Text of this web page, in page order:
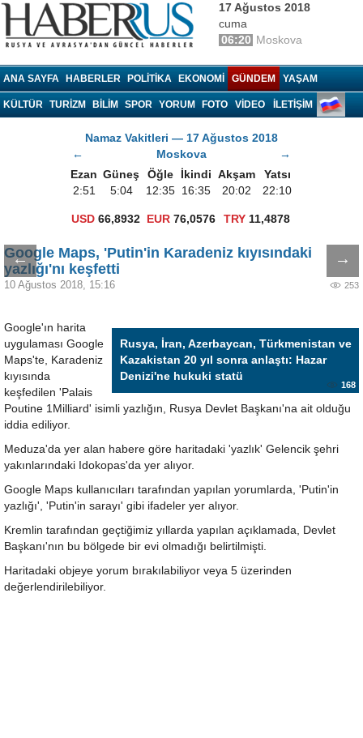
17 Ağustos 2018
cuma
06:20 Moskova
ANA SAYFA HABERLER POLITIKA EKONOMI GÜNDEM YAŞAM
KÜLTÜR TURIZM BILIM SPOR YORUM FOTO VIDEO İLETİŞİM
Namaz Vakitleri — 17 Ağustos 2018
←
Moskova
→
Ezan Güneş Öğle İkindi Akşam
Yatsı
2:51
5:04 12:35 16:35 20:02 22:10
USD 66,8932 EUR 76,0576 TRY 11,4878
← →
Google Maps, 'Putin'in Karadeniz kıyısındaki
yazlığı'nı keşfetti
10 Ağustos 2018, 15:16 253
Rusya, İran, Azerbaycan, Türkmenistan ve
Kazakistan 20 yıl sonra anlaştı: Hazar
Denizi'ne hukuki statü
168
Google'ın harita
uygulaması Google
Maps'te, Karadeniz
kıyısında
keşfedilen 'Palais
Poutine 1Milliard' isimli yazlığın, Rusya Devlet Başkanı'na ait olduğu
iddia ediliyor.
Meduza'da yer alan habere göre haritadaki 'yazlık' Gelencik şehri
yakınlarındaki Idokopas'da yer alıyor.
Google Maps kullanıcıları tarafından yapılan yorumlarda, 'Putin'in
yazlığı', 'Putin'in sarayı' gibi ifadeler yer alıyor.
Kremlin tarafından geçtiğimiz yıllarda yapılan açıklamada, Devlet
Başkanı'nın bu bölgede bir evi olmadığı belirtilmişti.
Haritadaki objeye yorum bırakılabiliyor veya 5 üzerinden
değerlendirilebiliyor.